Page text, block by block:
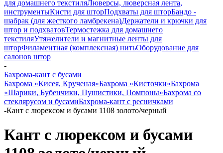
для домашнего текстиляЛюверсы, люверсная лента,
инструментыКисти для шторПодхваты для шторБандо -
шабрак (для жесткого ламбрекена)Держатели и крючки для
штор и подхватовТермостежка для домашнего
текстиляУтяжелители и магнитные ленты для
шторФиламентная (комплексная) нитьОборудование для
салонов штор
-
Бахрома-кант с бусами
Бахрома «Кисея, Крученая»Бахрома «Кисточки»Бахрома
«Шарики, Бубенчики, Пушистики, Помпоны»Бахрома со
стеклярусом и бусамиБахрома-кант с ресничками
-Кант с люрексом и бусами 1108 золото/черный
Кант с люрексом и бусами